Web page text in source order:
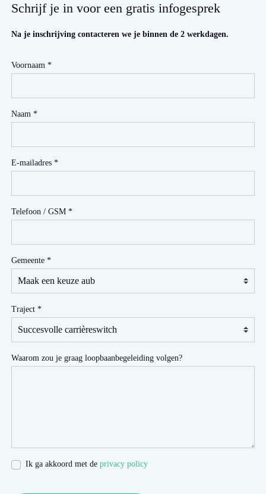
Schrijf je in voor een gratis infogesprek
Na je inschrijving contacteren we je binnen de 2 werkdagen.
Voornaam
Naam
E-mailadres
Telefoon / GSM
Gemeente
Traject
Waarom zou je graag loopbaanbegeleiding volgen?
Ik ga akkoord met deprivacy policy